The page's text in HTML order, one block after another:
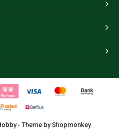
- Theme byShopmonkey